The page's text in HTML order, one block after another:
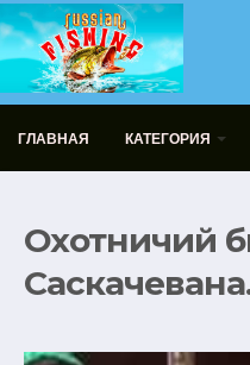
ГЛАВНАЯ КАТЕГОРИЯ
Охотничий